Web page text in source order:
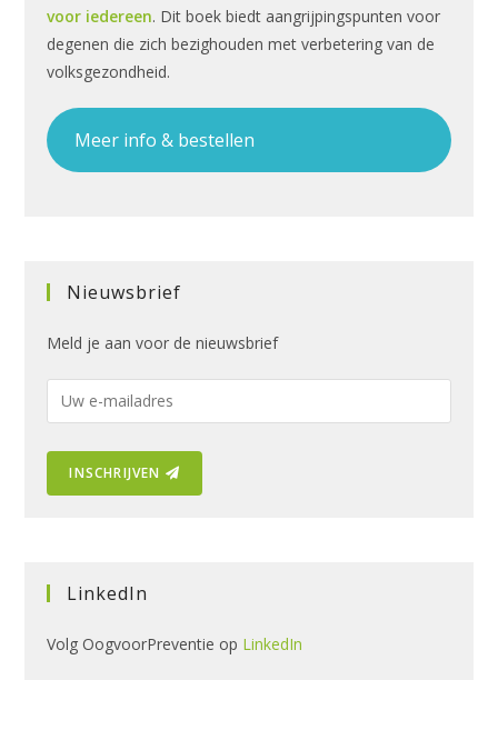
voor iedereen. Dit boek biedt aangrijpingspunten voor
degenen die zich bezighouden met verbetering van de
volksgezondheid.
Meer info & bestellen
Nieuwsbrief
Meld je aan voor de nieuwsbrief
-
m
i
d
e
INSCHRIJVEN
LinkedIn
Volg OogvoorPreventie op LinkedIn